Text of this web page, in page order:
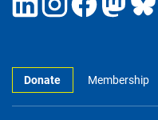
Donate Membership